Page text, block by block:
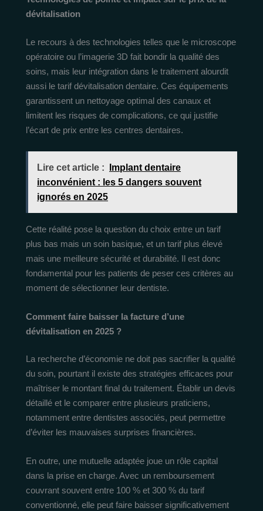
dévitalisation
Le recours à des technologies telles que le microscope
opératoire ou l’imagerie 3D fait bondir la qualité des
soins, mais leur intégration dans le traitement alourdit
aussi le tarif dévitalisation dentaire. Ces équipements
garantissent un nettoyage optimal des canaux et
limitent les risques de complications, ce qui justifie
l’écart de prix entre les centres dentaires.
Lire cet article :
Implant dentaire
inconvénient : les 5 dangers souvent
ignorés en 2025
Cette réalité pose la question du choix entre un tarif
plus bas mais un soin basique, et un tarif plus élevé
mais une meilleure sécurité et durabilité. Il est donc
fondamental pour les patients de peser ces critères au
moment de sélectionner leur dentiste.
Comment faire baisser la facture d’une
dévitalisation en 2025 ?
La recherche d’économie ne doit pas sacrifier la qualité
du soin, pourtant il existe des stratégies efficaces pour
maîtriser le montant final du traitement. Établir un devis
détaillé et le comparer entre plusieurs praticiens,
notamment entre dentistes associés, peut permettre
d’éviter les mauvaises surprises financières.
En outre, une mutuelle adaptée joue un rôle capital
dans la prise en charge. Avec un remboursement
couvrant souvent entre 100 % et 300 % du tarif
conventionné, elle peut faire baisser significativement